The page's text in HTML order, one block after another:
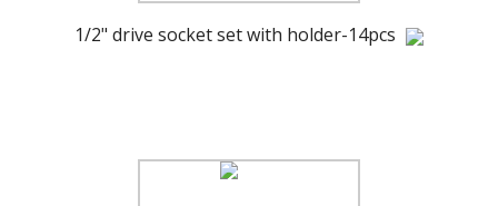
1/2" drive socket set with holder-14pcs